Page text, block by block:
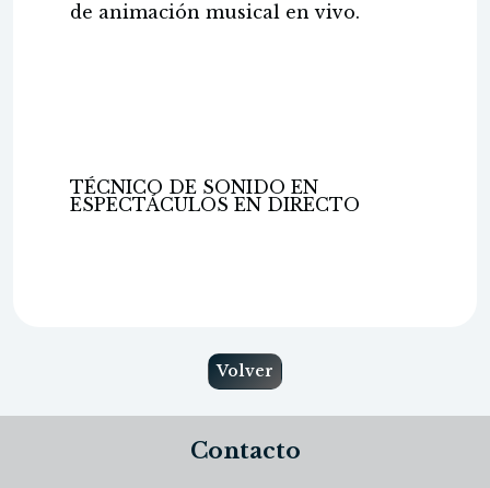
de animación musical en vivo.
TÉCNICO DE SONIDO EN
ESPECTÁCULOS EN DIRECTO
Volver
Contacto